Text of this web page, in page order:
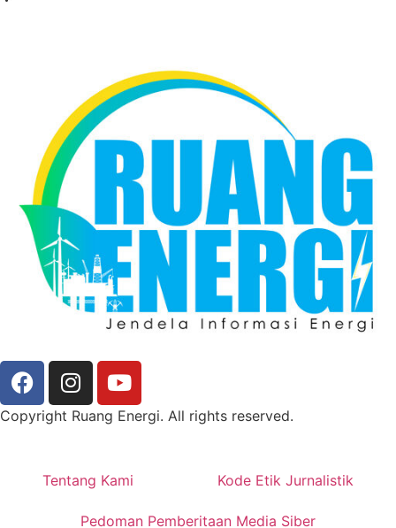
Copyright Ruang Energi. All rights reserved.
Tentang Kami Kode Etik Jurnalistik
Pedoman Pemberitaan Media Siber